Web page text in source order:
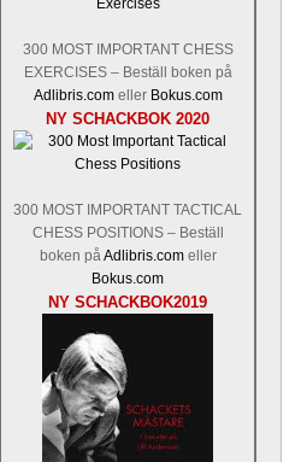
300 MOST IMPORTANT CHESS
EXERCISES – Beställ boken på
Adlibris.comeller Bokus.com
NY SCHACKBOK 2020
300 MOST IMPORTANT TACTICAL
CHESS POSITIONS – Beställ
boken påAdlibris.comeller
Bokus.com
NY SCHACKBOK2019